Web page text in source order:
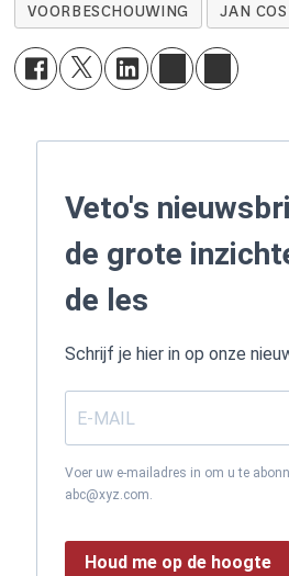
VOORBESCHOUWING JAN
Veto's
de grote
de les
Schrijf je hier in op onze
Voer uw e-mailadres in om u te
abc@xyz.com.
Houd me op de hoogte